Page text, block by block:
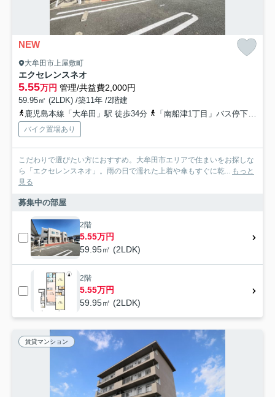
NEW
大牟田市上屋敷町
エクセレンスネオ
5.55万円 管理/共益費2,000円
59.95㎡ (2LDK) /築11年 /2階建
鹿児島本線「大牟田」駅 徒歩34分
「南船津1丁目」バス停下車 徒歩3分
バイク置場あり
こだわりで選びたい方におすすめ。大牟田市エリアで住まいをお探しな
ら「エクセレンスネオ」。雨の日で濡れた上着や傘もすぐに乾... もっと
見る
募集中の部屋
2階
5.55万円
59.95㎡ (2LDK)
2階
5.55万円
59.95㎡ (2LDK)
賃貸マンション